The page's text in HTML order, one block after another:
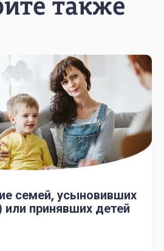
также
семей, усыновивших
или принявших детей